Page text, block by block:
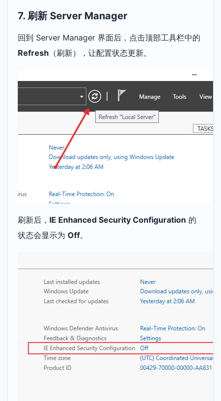
7. 刷新 Server Manager
回到 Server Manager 界面后，点击顶部工具栏中的
Refresh （刷新），让配置状态更新。
刷新后， IE Enhanced Security Configuration 的
状态会显示为 Off。